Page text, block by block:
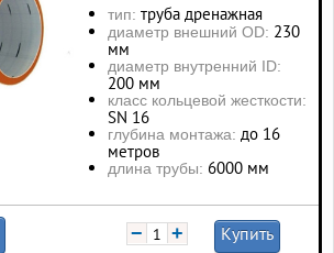
тип: труба дренажная
диаметр внешний OD: 230
мм
диаметр внутренний ID:
200 мм
класс кольцевой жесткости:
SN 16
глубина монтажа: до 16
метров
длина трубы: 6000 мм
− + Купить